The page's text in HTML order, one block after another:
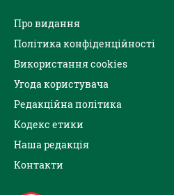
Про видання
Політика конфіденційності
Використання cookies
Угода користувача
Редакційна політика
Кодекс етики
Наша редакція
Контакти